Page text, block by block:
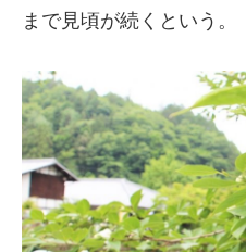
まで見頃が続くという。